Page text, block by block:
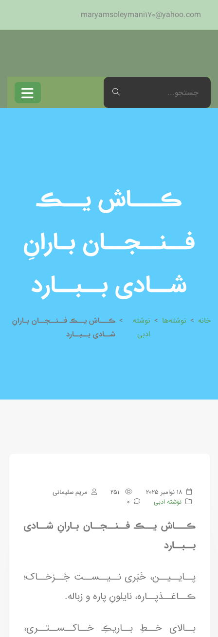
maryamsoleymani170@yahoo.com
ڪـــاش یــڪ
فــنــجــان بـارانِ
شــادی بــبــارد
خانه > نوشته‌ها > نوشته
ادبی
> ڪـــاش یــڪ فــنــجــان بـارانِ
شــادی بــبــارد
18 نوامبر 2025
مریم سلیمانی
نوشته ادبی
0
ڪـــاش یــڪ فــنــجــان بـارانِ شــادی
بــبــارد
پــایــیــن، خَبَری نــیــســت جُــزخــاک؛
ڪــاغــذپــاره، نایلونِ پاره و زباله.
بــالای خــطِ بــاریڪِ خــاکــســتــری،